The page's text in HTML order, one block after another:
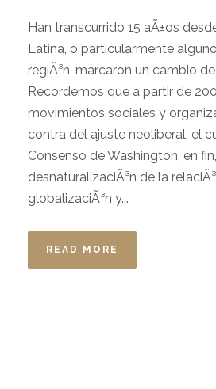
Han transcurrido 15 aÃ±os
Latina, o particularmente
regiÃ³n, marcaron un cambio
Recordemos que a partir de
movimientos sociales y
contra del ajuste neoliberal, el
Consenso de Washington, en
desnaturalizaciÃ³n de la
globalizaciÃ³n y...
READ MORE